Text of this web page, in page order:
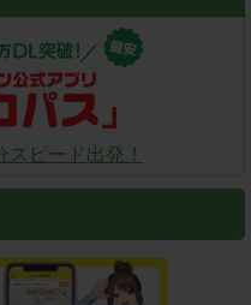
ピード出発！